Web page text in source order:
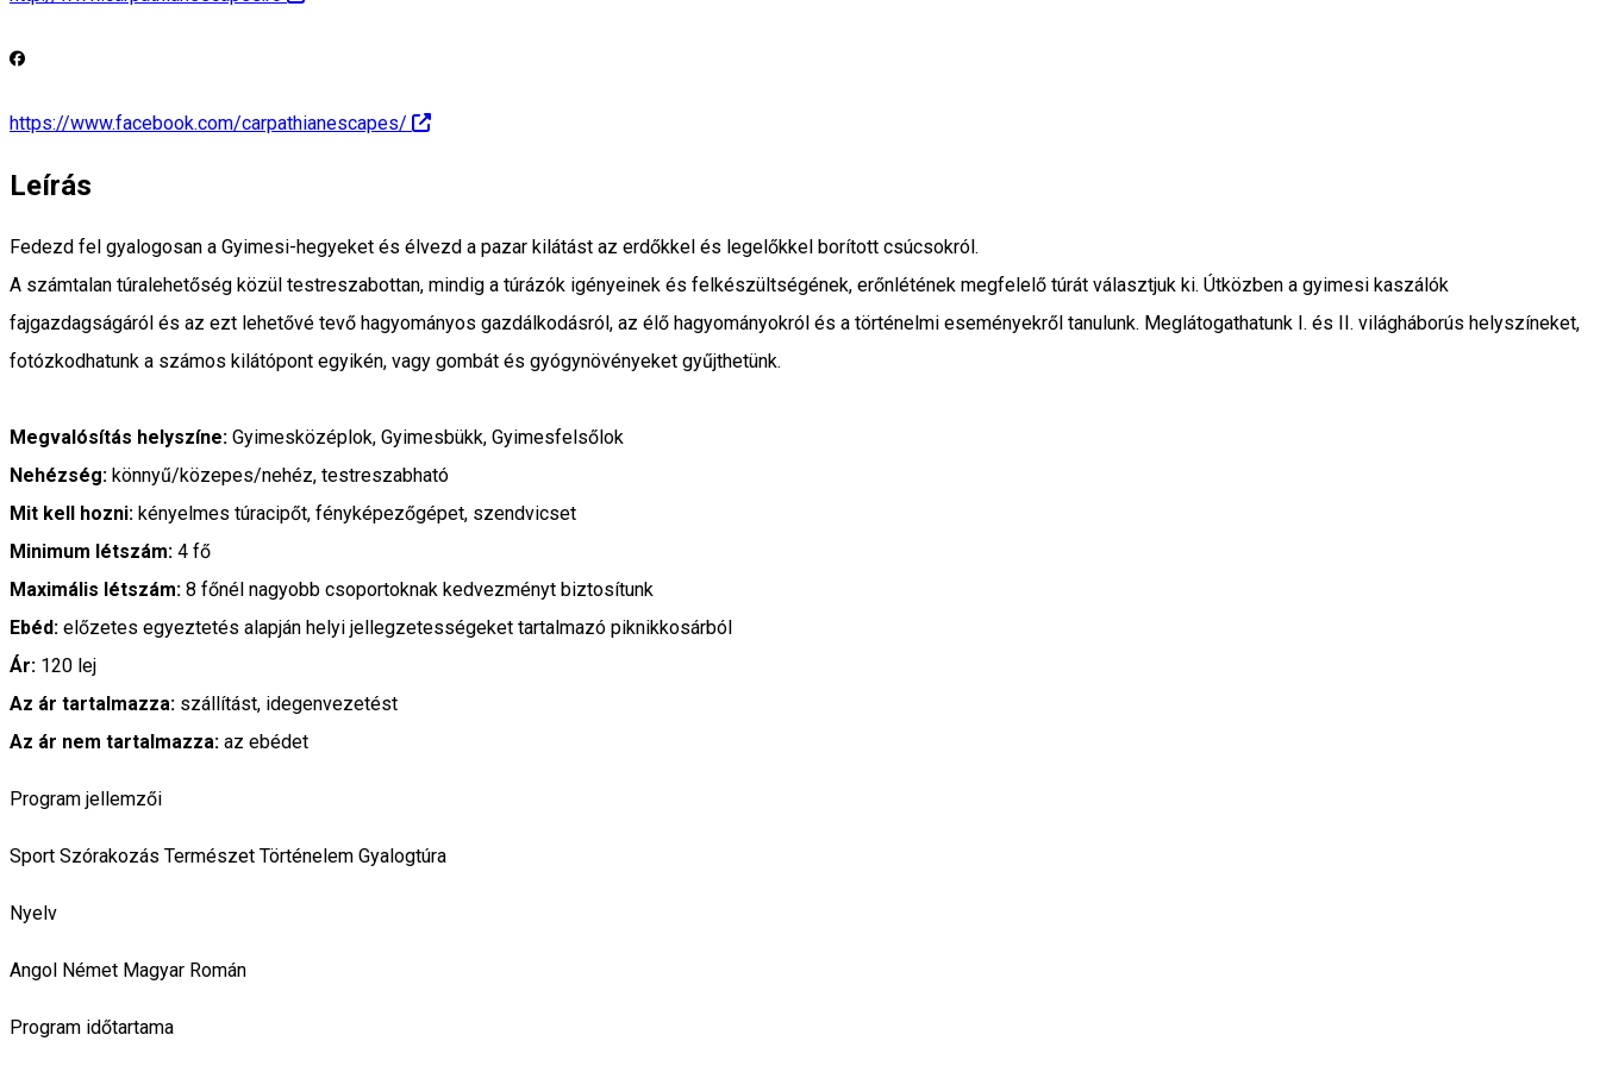
https://www.facebook.com/carpathianescapes/
Leírás
Fedezd fel gyalogosan a Gyimesi-hegyeket és élvezd a pazar kilátást az erdőkkel és legelőkkel borított csúcsokról.
A számtalan túralehetőség közül testreszabottan, mindig a túrázók igényeinek és felkészültségének, erőnlétének megfelelő túrát választjuk ki. Útközben a gyimesi kaszálók
fajgazdagságáról és az ezt lehetővé tevő hagyományos gazdálkodásról, az élő hagyományokról és a történelmi eseményekről tanulunk. Meglátogathatunk I. és II. világháborús helyszíneket,
fotózkodhatunk a számos kilátópont egyikén, vagy gombát és gyógynövényeket gyűjthetünk.
Megvalósítás helyszíne: Gyimesközéplok, Gyimesbükk, Gyimesfelsőlok
Nehézség: könnyű/közepes/nehéz, testreszabható
Mit kell hozni: kényelmes túracipőt, fényképezőgépet, szendvicset
Minimum létszám: 4 fő
Maximális létszám: 8 főnél nagyobb csoportoknak kedvezményt biztosítunk
Ebéd: előzetes egyeztetés alapján helyi jellegzetességeket tartalmazó piknikkosárból
Ár: 120 lej
Az ár tartalmazza: szállítást, idegenvezetést
Az ár nem tartalmazza: az ebédet
Program jellemzői
Sport Szórakozás Természet Történelem Gyalogtúra
Nyelv
Angol Német Magyar Román
Program időtartama